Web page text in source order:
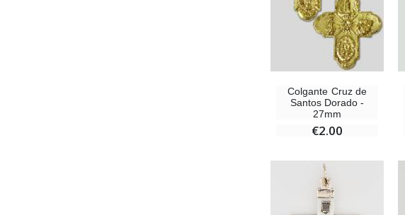
Colgante Cruz de
Santos Dorado -
27mm
€2.00